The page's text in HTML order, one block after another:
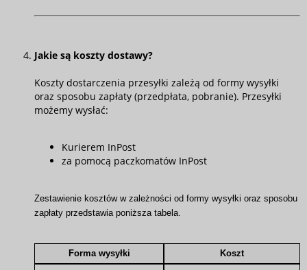
Jakie są koszty dostawy?
Koszty dostarczenia przesyłki zależą od formy wysyłki
oraz sposobu zapłaty (przedpłata, pobranie). Przesyłki
możemy wysłać:
Kurierem InPost
za pomocą paczkomatów InPost
Zestawienie kosztów w zależności od formy wysyłki oraz sposobu
zapłaty przedstawia poniższa tabela.
Forma wysyłki Koszt